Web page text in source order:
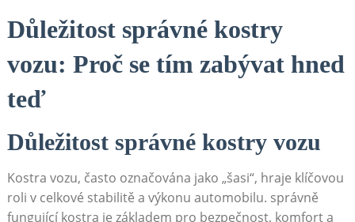
Důležitost správné kostry
vozu: Proč se tím⁣ zabývat hned
⁣teď
Důležitost správné‍ kostry vozu
Kostra vozu,⁣ často označována‍ jako „šasi“, hraje klíčovou
roli⁢ v celkové stabilitě a výkonu automobilu. správně
fungující kostra je základem pro ​bezpečnost, komfort a